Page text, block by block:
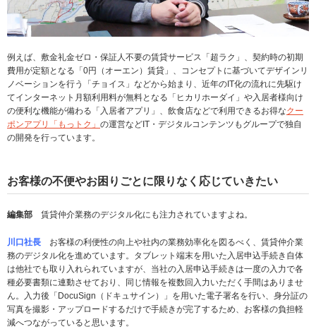
例えば、敷金礼金ゼロ・保証人不要の賃貸サービス「超ラク」、契約時の初期
費用が定額となる「0円（オーエン）賃貸」、コンセプトに基づいてデザインリ
ノベーションを行う「チョイス」などから始まり、近年のIT化の流れに先駆け
てインターネット月額利用料が無料となる「ヒカリホーダイ」や入居者様向け
の便利な機能が備わる「入居者アプリ」、飲食店などで利用できるお得なクー
ポンアプリ「もっトク」 の運営などIT・デジタルコンテンツもグループで独自
の開発を行っています。
お客様の不便やお困りごとに限りなく応じていきたい
編集部 賃貸仲介業務のデジタル化にも注力されていますよね。
川口社長 お客様の利便性の向上や社内の業務効率化を図るべく、賃貸仲介業
務のデジタル化を進めています。タブレット端末を用いた入居申込手続き自体
は他社でも取り入れられていますが、当社の入居申込手続きは一度の入力で各
種必要書類に連動させており、同じ情報を複数回入力いただく手間はありませ
ん。入力後「DocuSign（ドキュサイン）」を用いた電子署名を行い、身分証の
写真を撮影・アップロードするだけで手続きが完了するため、お客様の負担軽
減へつながっていると思います。